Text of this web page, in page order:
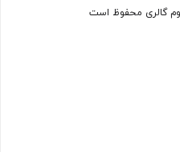
گالری محفوظ است